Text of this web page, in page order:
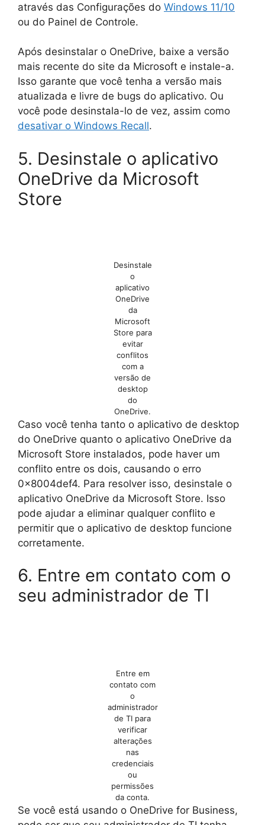
através das Configurações do Windows 11/10
ou do Painel de Controle.
Após desinstalar o OneDrive, baixe a versão
mais recente do site da Microsoft e instale-a.
Isso garante que você tenha a versão mais
atualizada e livre de bugs do aplicativo. Ou
você pode desinstala-lo de vez, assim como
desativar o Windows Recall.
5. Desinstale o aplicativo
OneDrive da Microsoft
Store
Desinstale
o
aplicativo
OneDrive
da
Microsoft
Store para
evitar
conflitos
com a
versão de
desktop
do
OneDrive.
Caso você tenha tanto o aplicativo de desktop
do OneDrive quanto o aplicativo OneDrive da
Microsoft Store instalados, pode haver um
conflito entre os dois, causando o erro
0x8004def4. Para resolver isso, desinstale o
aplicativo OneDrive da Microsoft Store. Isso
pode ajudar a eliminar qualquer conflito e
permitir que o aplicativo de desktop funcione
corretamente.
6. Entre em contato com o
seu administrador de TI
Entre em
contato com
o
administrador
de TI para
verificar
alterações
nas
credenciais
ou
permissões
da conta.
Se você está usando o OneDrive for Business,